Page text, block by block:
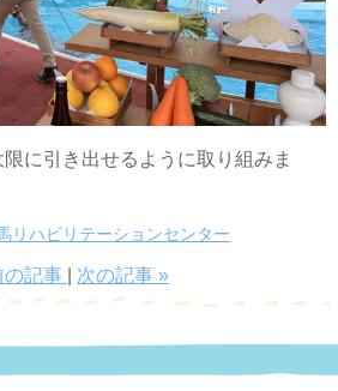
に引き出せるように取り組みま
リハビリテーションセンター
の記事 次の記事 »